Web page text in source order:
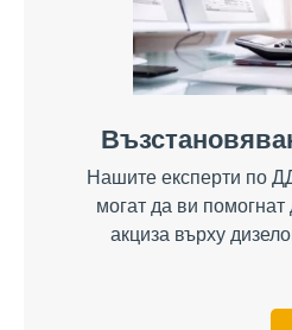
Нашите експерти по
могат да ви
акциза върху